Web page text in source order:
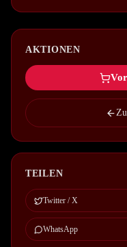
AKTIONEN
TEILEN
Twitter / X
WhatsApp